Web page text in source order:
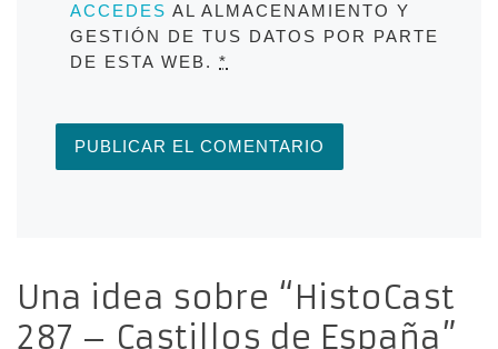
ACCEDES AL ALMACENAMIENTO Y
GESTIÓN DE TUS DATOS POR PARTE
DE ESTA WEB. *
Una idea sobre “HistoCast
287 – Castillos de España”